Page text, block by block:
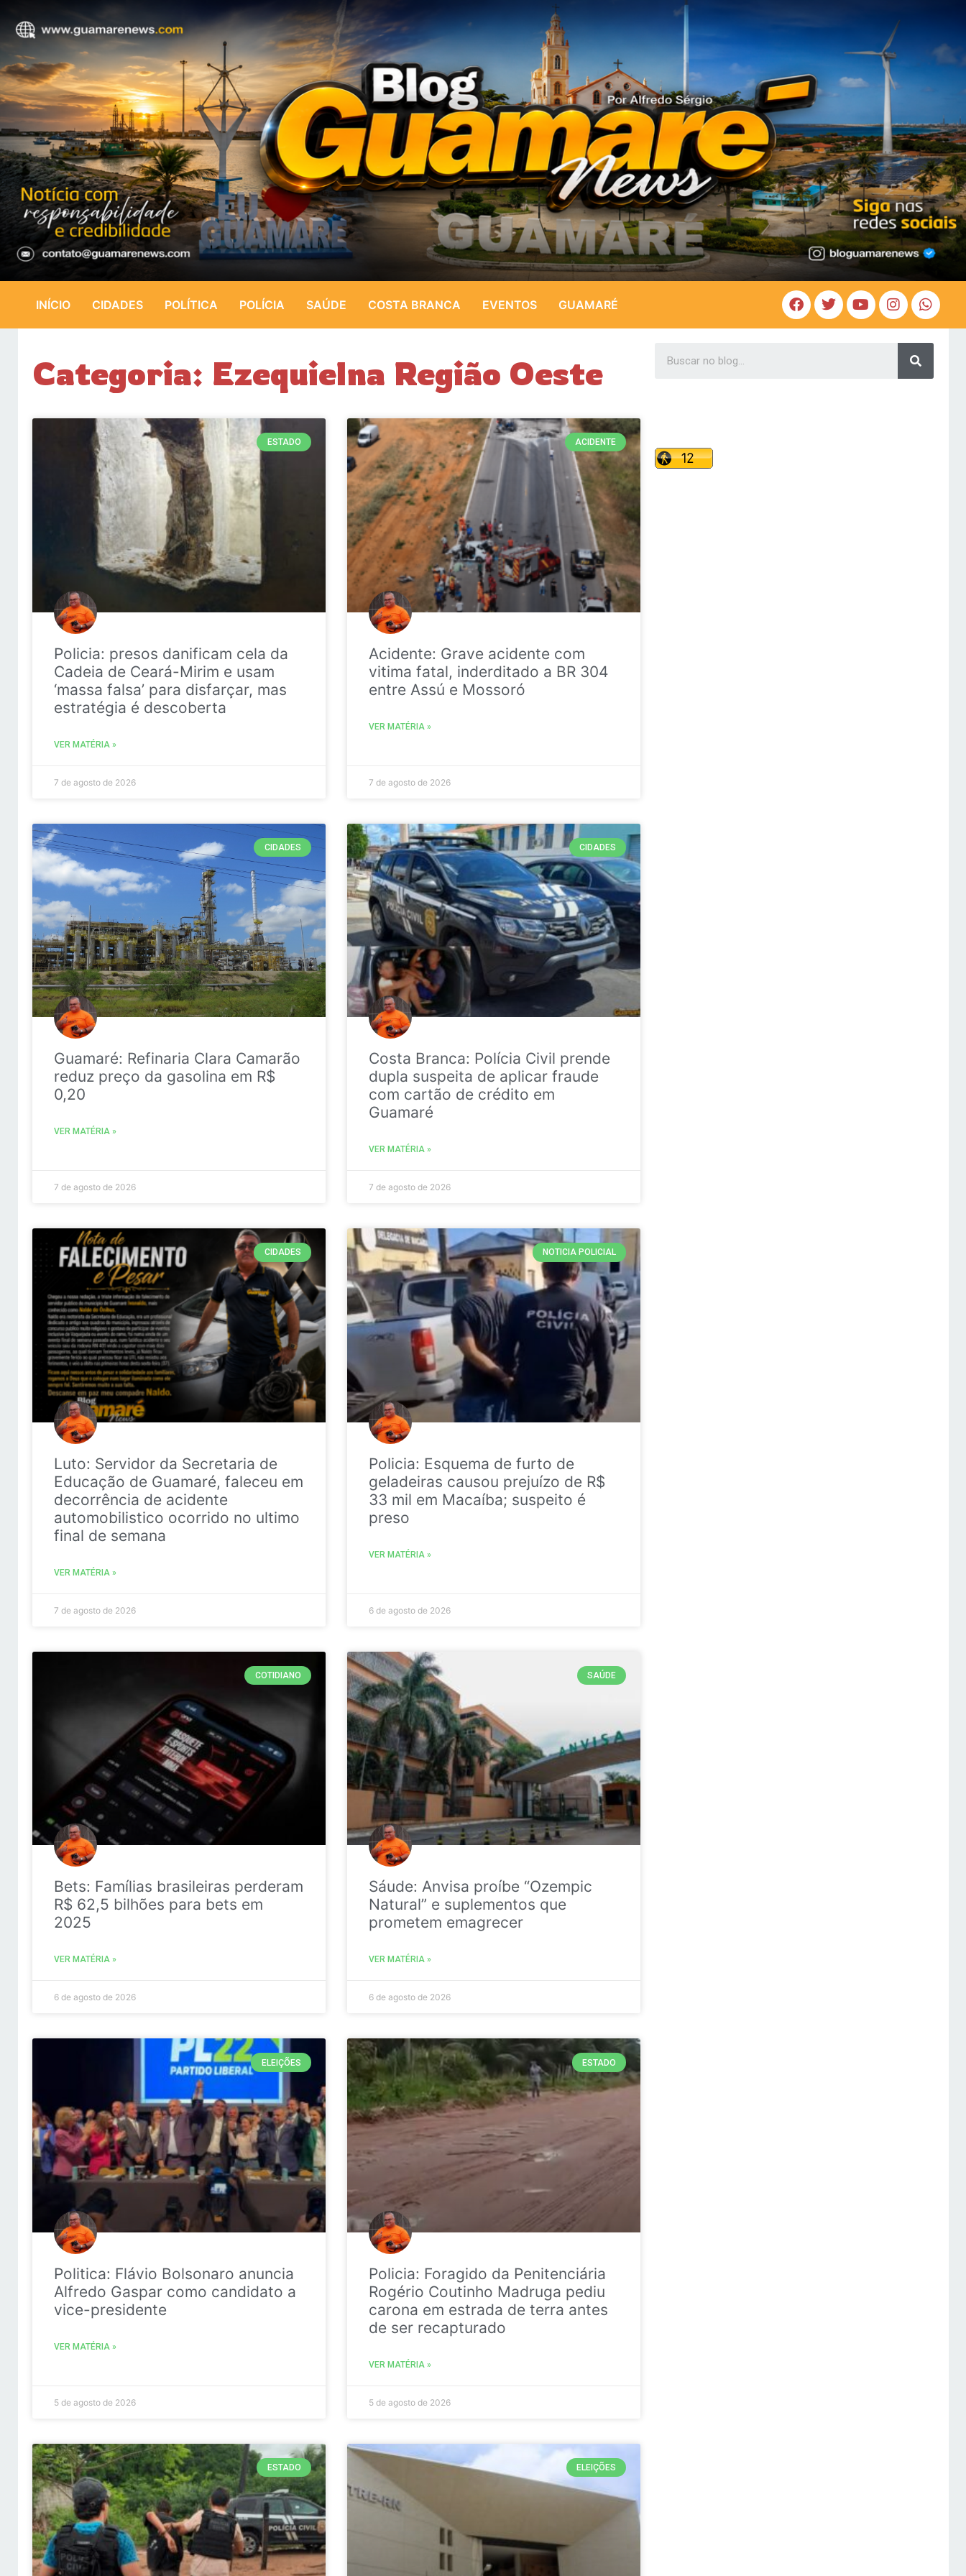
INÍCIO CIDADES POLÍTICA POLÍCIA SAÚDE COSTA BRANCA EVENTOS GUAMARÉ
Categoria: Ezequielna Região Oeste
ESTADO
Policia: presos danificam cela da
Cadeia de Ceará-Mirim e usam
‘massa falsa’ para disfarçar, mas
estratégia é descoberta
VER MATÉRIA »
7 de agosto de 2026
ACIDENTE
Acidente: Grave acidente com
vitima fatal, inderditado a BR 304
entre Assú e Mossoró
VER MATÉRIA »
7 de agosto de 2026
CIDADES
Guamaré: Refinaria Clara Camarão
reduz preço da gasolina em R$
0,20
VER MATÉRIA »
7 de agosto de 2026
CIDADES
Costa Branca: Polícia Civil prende
dupla suspeita de aplicar fraude
com cartão de crédito em
Guamaré
VER MATÉRIA »
7 de agosto de 2026
CIDADES
Luto: Servidor da Secretaria de
Educação de Guamaré, faleceu em
decorrência de acidente
automobilistico ocorrido no ultimo
final de semana
VER MATÉRIA »
7 de agosto de 2026
NOTICIA POLICIAL
Policia: Esquema de furto de
geladeiras causou prejuízo de R$
33 mil em Macaíba; suspeito é
preso
VER MATÉRIA »
6 de agosto de 2026
COTIDIANO
Bets: Famílias brasileiras perderam
R$ 62,5 bilhões para bets em
2025
VER MATÉRIA »
6 de agosto de 2026
SAÚDE
Sáude: Anvisa proíbe “Ozempic
Natural” e suplementos que
prometem emagrecer
VER MATÉRIA »
6 de agosto de 2026
ELEIÇÕES
Politica: Flávio Bolsonaro anuncia
Alfredo Gaspar como candidato a
vice-presidente
VER MATÉRIA »
5 de agosto de 2026
ESTADO
Policia: Foragido da Penitenciária
Rogério Coutinho Madruga pediu
carona em estrada de terra antes
de ser recapturado
VER MATÉRIA »
5 de agosto de 2026
ESTADO ELEIÇÕES